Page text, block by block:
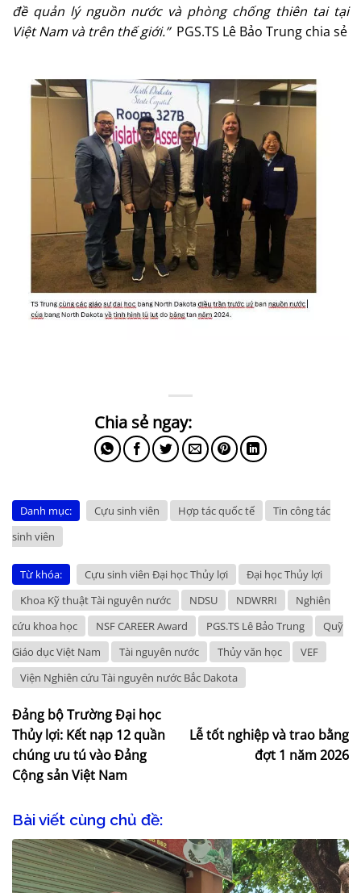
đề quản lý nguồn nước và phòng chống thiên tai tại
Việt Nam và trên thế giới.” PGS.TS Lê Bảo Trung chia sẻ
Danh mục: Cựu sinh viên Hợp tác quốc tế
Tin công tác
sinh viên
Từ khóa: Cựu sinh viên Đại học Thủy lợi
Đại học Thủy lợi
Khoa Kỹ thuật Tài nguyên nước
NDSU NDWRRI
Nghiên
cứu khoa học
NSF CAREER Award PGS.TS Lê Bảo Trung
Quỹ
Giáo dục Việt Nam
Tài nguyên nước Thủy văn học
VEF
Viện Nghiên cứu Tài nguyên nước Bắc Dakota
Đảng bộ Trường Đại học
Thủy lợi: Kết nạp 12 quần
chúng ưu tú vào Đảng
Cộng sản Việt Nam
Lễ tốt nghiệp và trao bằng
đợt 1 năm 2026
Bài viết cùng chủ đề: